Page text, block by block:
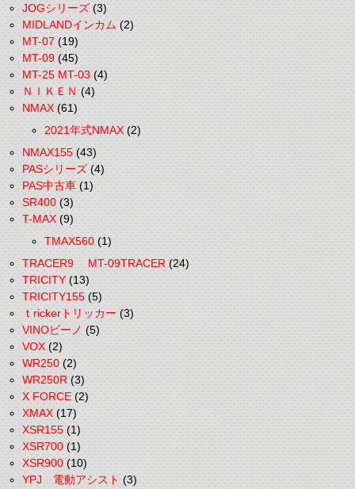
JOGシリーズ(3)
MIDLANDインカム(2)
MT-07(19)
MT-09(45)
MT-25 MT-03(4)
ＮＩＫＥＮ(4)
NMAX(61)
2021年式NMAX(2)
NMAX155(43)
PASシリーズ(4)
PAS中古車(1)
SR400(3)
T-MAX(9)
TMAX560(1)
TRACER9 MT-09TRACER(24)
TRICITY(13)
TRICITY155(5)
ｔrickerトリッカー(3)
VINOビーノ(5)
VOX(2)
WR250(2)
WR250R(3)
X FORCE(2)
XMAX(17)
XSR155(1)
XSR700(1)
XSR900(10)
YPJ 電動アシスト(3)